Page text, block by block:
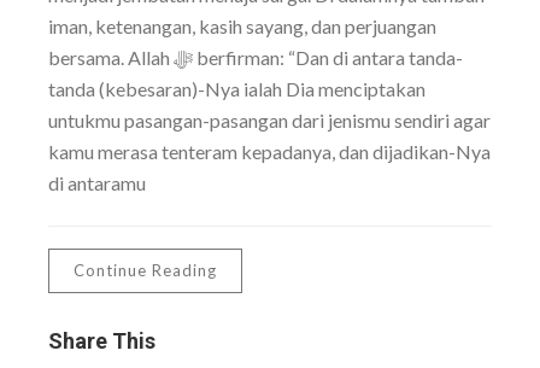
iman, ketenangan, kasih sayang, dan perjuangan
bersama. Allah ﷻ berfirman: “Dan di antara tanda-
tanda (kebesaran)-Nya ialah Dia menciptakan
untukmu pasangan-pasangan dari jenismu sendiri agar
kamu merasa tenteram kepadanya, dan dijadikan-Nya
di antaramu
Continue Reading
Share This